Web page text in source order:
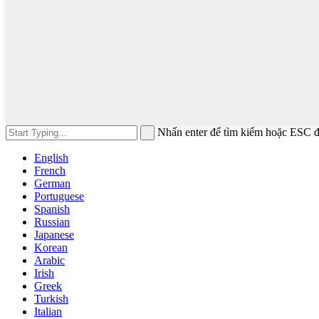
Nhấn enter để tìm kiếm hoặc ESC
English
French
German
Portuguese
Spanish
Russian
Japanese
Korean
Arabic
Irish
Greek
Turkish
Italian